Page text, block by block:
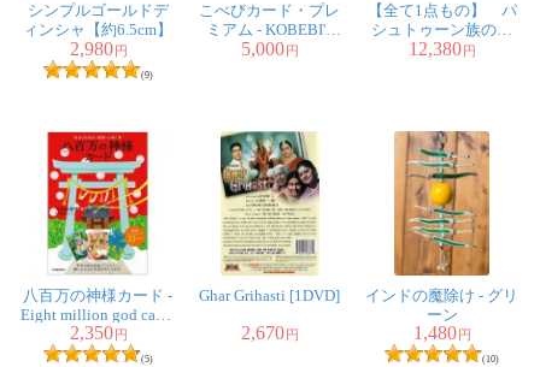
シンプルゴールドデ
ィンシャ【約6.5cm】
2,980円
(9)
こべびカード・プレ
ミアム - KOBEBI'S
CARD PREMIUM
5,000円
【全て1点もの】 パ
シュトゥーン族の伝
統衣装 カミーズド
12,380円
八百万の神様カード -
Eight million god cards
that enhance self-help
and lead to good luck
2,350 円
(5)
Ghar Grihasti [1DVD]
2,670 円
インドの魔除け - グリ
ーン
1,480 円
(10)